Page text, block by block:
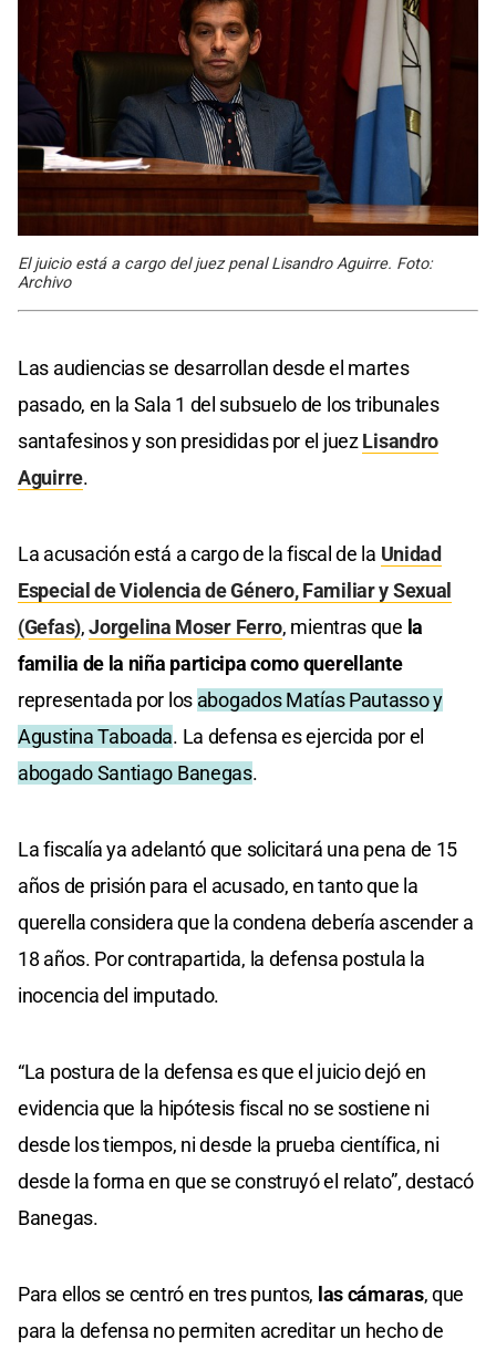
El juicio está a cargo del juez penal Lisandro Aguirre. Foto:
Archivo
Las audiencias se desarrollan desde el martes
pasado, en la Sala 1 del subsuelo de los tribunales
santafesinos y son presididas por el juezLisandro
Aguirre.
La acusación está a cargo de la fiscal de la Unidad
Especial de Violencia de Género, Familiar y Sexual
(Gefas),Jorgelina Moser Ferro, mientras que la
familia de la niña participa como querellante
representada por los abogados Matías Pautasso y
Agustina Taboada. La defensa es ejercida por el
abogado Santiago Banegas.
La fiscalía ya adelantó que solicitará una pena de 15
años de prisión para el acusado, en tanto que la
querella considera que la condena debería ascender a
18 años. Por contrapartida, la defensa postula la
inocencia del imputado.
“La postura de la defensa es que el juicio dejó en
evidencia que la hipótesis fiscal no se sostiene ni
desde los tiempos, ni desde la prueba científica, ni
desde la forma en que se construyó el relato”, destacó
Banegas.
Para ellos se centró en tres puntos, las cámaras, que
para la defensa no permiten acreditar un hecho de